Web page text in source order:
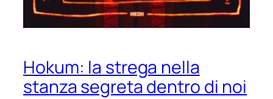
Hokum: la strega nella
stanza segreta dentro di noi